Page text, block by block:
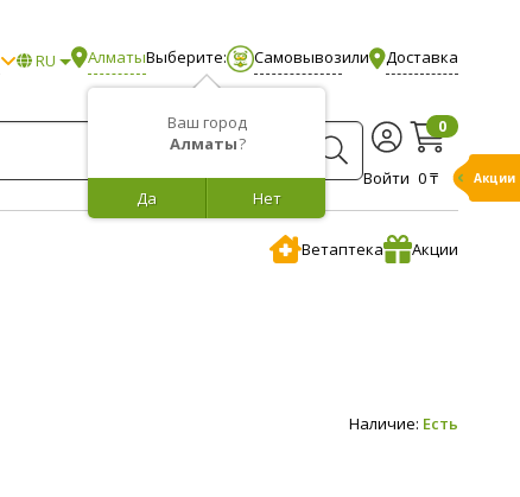
RU Алматы
Ваш город
Алматы?
Нет
Да
Выберите: Самовывозили Доставка
Войти
0
0 ₸
Ветаптека Акции
Наличие: Есть
Акции